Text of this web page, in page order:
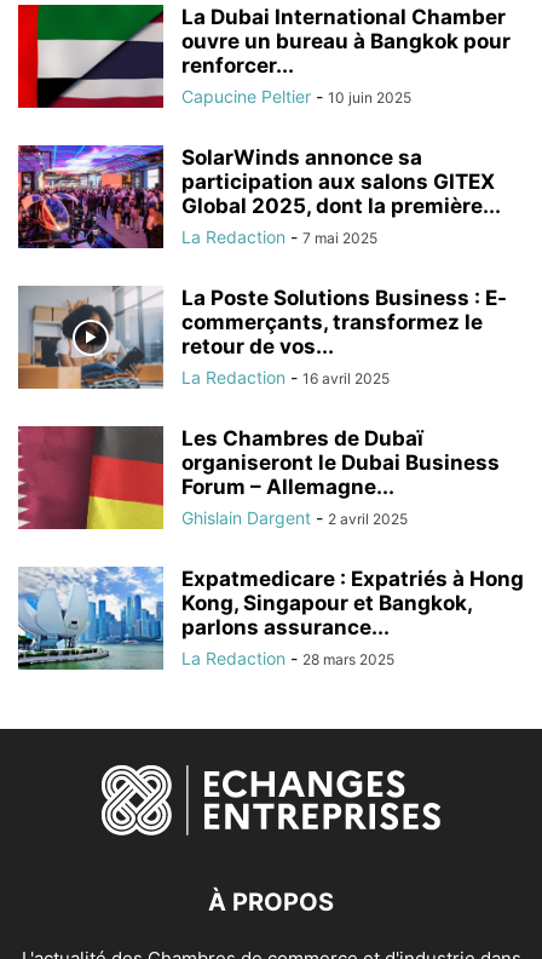
La Dubai International Chamber
ouvre un bureau à Bangkok pour
renforcer...
Capucine Peltier - 10 juin 2025
SolarWinds annonce sa
participation aux salons GITEX
Global 2025, dont la première...
La Redaction - 7 mai 2025
La Poste Solutions Business : E-
commerçants, transformez le
retour de vos...
La Redaction - 16 avril 2025
Les Chambres de Dubaï
organiseront le Dubai Business
Forum – Allemagne...
Ghislain Dargent - 2 avril 2025
Expatmedicare : Expatriés à Hong
Kong, Singapour et Bangkok,
parlons assurance...
La Redaction - 28 mars 2025
À PROPOS